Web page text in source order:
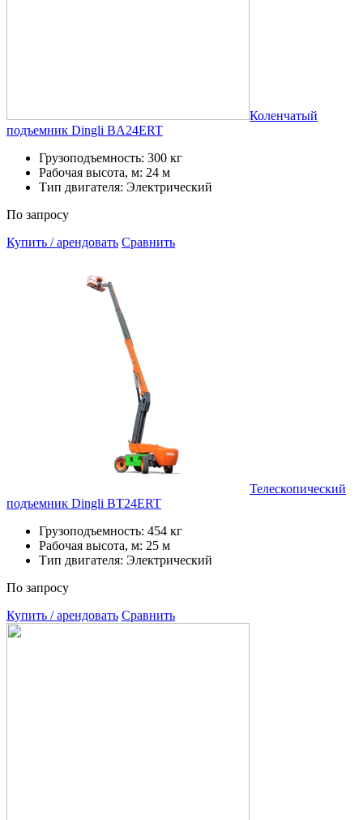
Коленчатый
подъемник Dingli BA24ERT
Грузоподъемность: 300 кг
Рабочая высота, м: 24 м
Тип двигателя: Электрический
По запросу
Купить / арендовать Сравнить
Телескопический
подъемник Dingli BT24ERT
Грузоподъемность: 454 кг
Рабочая высота, м: 25 м
Тип двигателя: Электрический
По запросу
Купить / арендовать Сравнить